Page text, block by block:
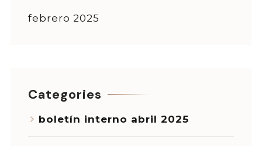
febrero 2025
Categories
boletín interno abril 2025